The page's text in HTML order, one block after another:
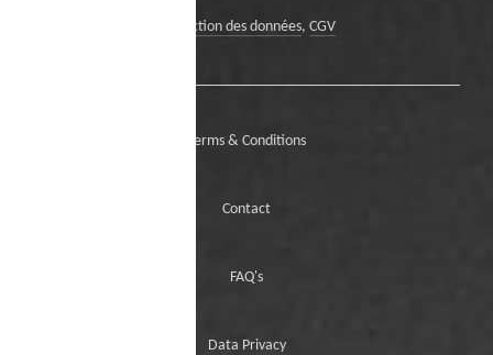
Protection des données, CGV
Terms & Conditions
Contact
FAQ's
Data Privacy